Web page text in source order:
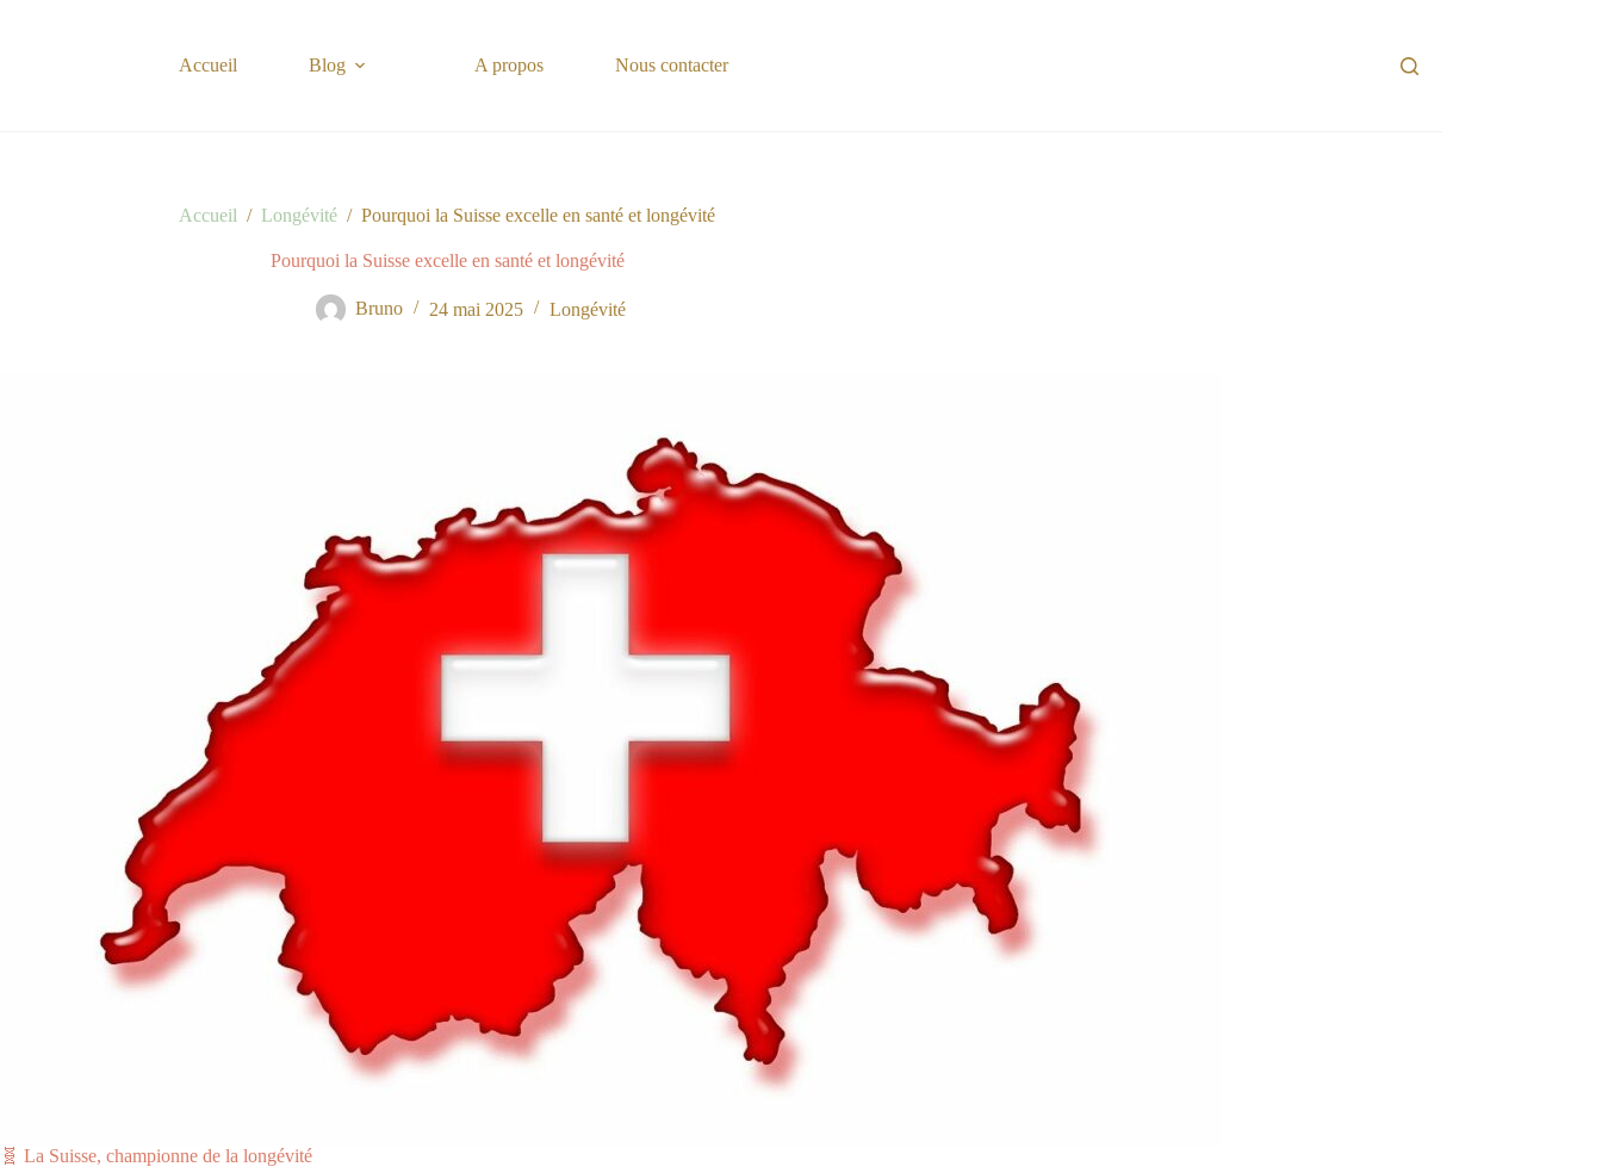
Accueil Blog A propos Nous contacter
Accueil / Longévité / Pourquoi la Suisse excelle en santé et longévité
Pourquoi la Suisse excelle en santé et longévité
Bruno 24 mai 2025 Longévité
🧬 La Suisse, championne de la longévité